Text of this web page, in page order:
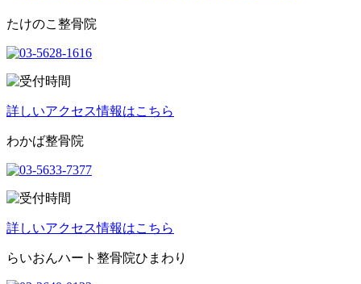
たけのこ整骨院
詳しいアクセス情報はこちら
わかば整骨院
詳しいアクセス情報はこちら
らいおんハート整骨院ひまわり